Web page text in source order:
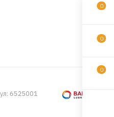
6525001
0
0
0